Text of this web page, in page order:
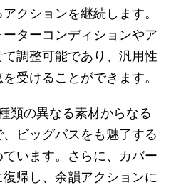
クションを継続します。
ターコンディションやア
調整可能であり、汎用性
受けることができます。
類の異なる素材からなる
ビッグバスをも魅了する
います。さらに、カバー
帰し、余韻アクションに